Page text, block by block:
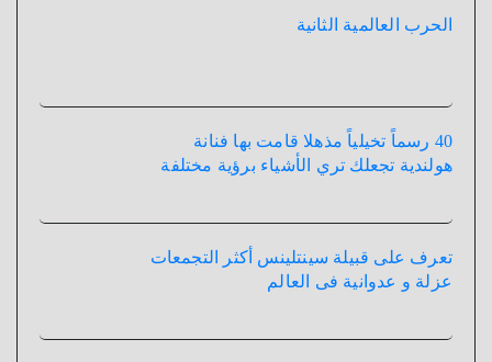
الحرب العالمية الثانية
40 رسماً تخيلياً مذهلا قامت بها فنانة
هولندية تجعلك تري الأشياء برؤية مختلفة
تعرف على قبيلة سينتلينس أكثر التجمعات
عزلة و عدوانية فى العالم